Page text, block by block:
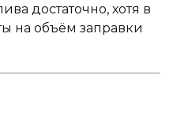
достаточно, хотя в
на объём заправки